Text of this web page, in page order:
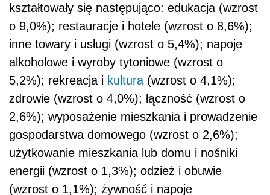
kształtowały się następująco: edukacja (wzrost
o 9,0%); restauracje i hotele (wzrost o 8,6%);
inne towary i usługi (wzrost o 5,4%); napoje
alkoholowe i wyroby tytoniowe (wzrost o
5,2%); rekreacja i kultura (wzrost o 4,1%);
zdrowie (wzrost o 4,0%); łączność (wzrost o
2,6%); wyposażenie mieszkania i prowadzenie
gospodarstwa domowego (wzrost o 2,6%);
użytkowanie mieszkania lub domu i nośniki
energii (wzrost o 1,3%); odzież i obuwie
(wzrost o 1,1%); żywność i napoje